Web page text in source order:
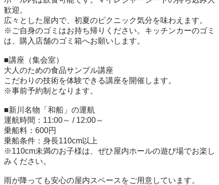
歓迎。
広々とした屋内で、初夏のピクニック気分を味わえます。
※ご自身のゴミはお持ち帰りください。キッチンカーのゴミ
は、購入店舗のゴミ箱へお願いします。
■講座（集会室）
大人のための食品サンプル講座
こだわりの技術を体験できる講座を開催します。
※事前予約制となります。
■新川名物「和船」の運航
運航時間：11:00～ / 12:00～
乗船料：600円
乗船条件：身長110cm以上
※110cm未満のお子様は、ぜひ屋内ホールの遊び場でお楽し
みください。
雨が降っても安心の屋内スペースをご用意しています。